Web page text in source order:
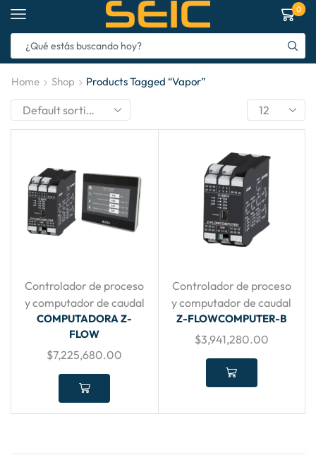
0
Home Shop Products Tagged “vapor”
Controlador de proceso
y computador de caudal
COMPUTADORA Z-
FLOW
$7,225,680.00
Controlador de proceso
y computador de caudal
Z-FLOWCOMPUTER-B
$3,941,280.00